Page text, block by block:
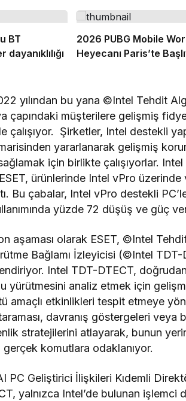
BT
dayanıklılığı
2026 PUBG Mobile
Heyecanı Paris’te
yılından bu yana ©Intel Tehdit
çapındaki müşterilere gelişmiş
çalışıyor. Şirketler, Intel destekli
yararlanarak gelişmiş
için birlikte çalışıyorlar.
ürünlerinde Intel vPro
Bu çabalar, Intel vPro destekli
yüzde 72 düşüş ve güç
aşaması olarak ESET, ©Intel
Bağlamı İzleyicisi (©Intel
Intel TDT-DTECT, doğrudan
yürütmesini analiz etmek için
amaçlı etkinlikleri tespit etmeye
davranış göstergeleri veya
stratejilerini atlayarak, bunun
komutlara odaklanıyor.
PC Geliştirici İlişkileri Kıdemli
yalnızca Intel’de bulunan